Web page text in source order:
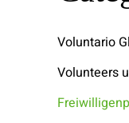
Voluntario
Volunteers